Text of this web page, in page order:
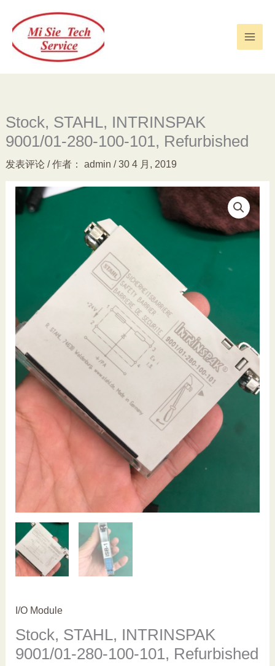
Stock, STAHL, INTRINSPAK
9001/01-280-100-101, Refurbished
发表评论 / 作者： admin /30 4 月, 2019
I/O Module
Stock, STAHL, INTRINSPAK
9001/01-280-100-101, Refurbished